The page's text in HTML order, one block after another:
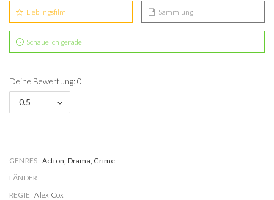
Lieblingsfilm Sammlung
Schaue ich gerade
Deine Bewertung: 0
0.5
GENRES Action, Drama, Crime
LÄNDER
REGIE Alex Cox